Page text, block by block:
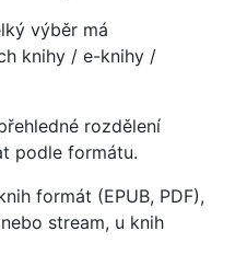
výběr má
knihy / e-knihy /
rozdělení
podle formátu.
formát (EPUB, PDF),
stream, u knih